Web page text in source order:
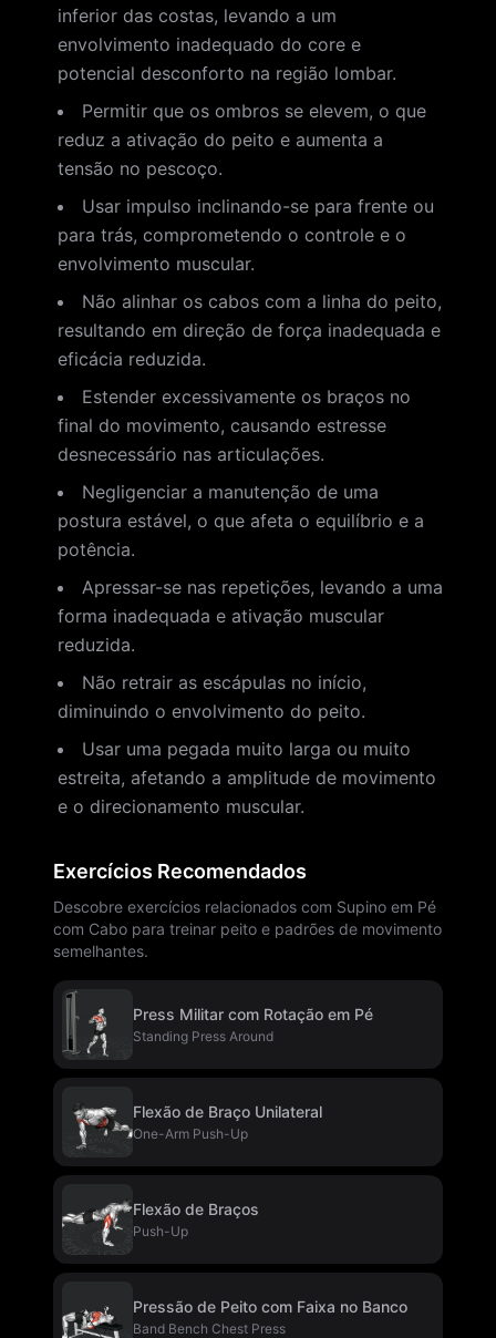
inferior das costas, levando a um
envolvimento inadequado do core e
potencial desconforto na região lombar.
Permitir que os ombros se elevem, o que
reduz a ativação do peito e aumenta a
tensão no pescoço.
Usar impulso inclinando-se para frente ou
para trás, comprometendo o controle e o
envolvimento muscular.
Não alinhar os cabos com a linha do peito,
resultando em direção de força inadequada e
eficácia reduzida.
Estender excessivamente os braços no
final do movimento, causando estresse
desnecessário nas articulações.
Negligenciar a manutenção de uma
postura estável, o que afeta o equilíbrio e a
potência.
Apressar-se nas repetições, levando a uma
forma inadequada e ativação muscular
reduzida.
Não retrair as escápulas no início,
diminuindo o envolvimento do peito.
Usar uma pegada muito larga ou muito
estreita, afetando a amplitude de movimento
e o direcionamento muscular.
Exercícios Recomendados
Descobre exercícios relacionados com Supino em Pé
com Cabo para treinar peito e padrões de movimento
semelhantes.
Press Militar com Rotação em Pé
Standing Press Around
Flexão de Braço Unilateral
One-Arm Push-Up
Flexão de Braços
Push-Up
Pressão de Peito com Faixa no Banco
Band Bench Chest Press